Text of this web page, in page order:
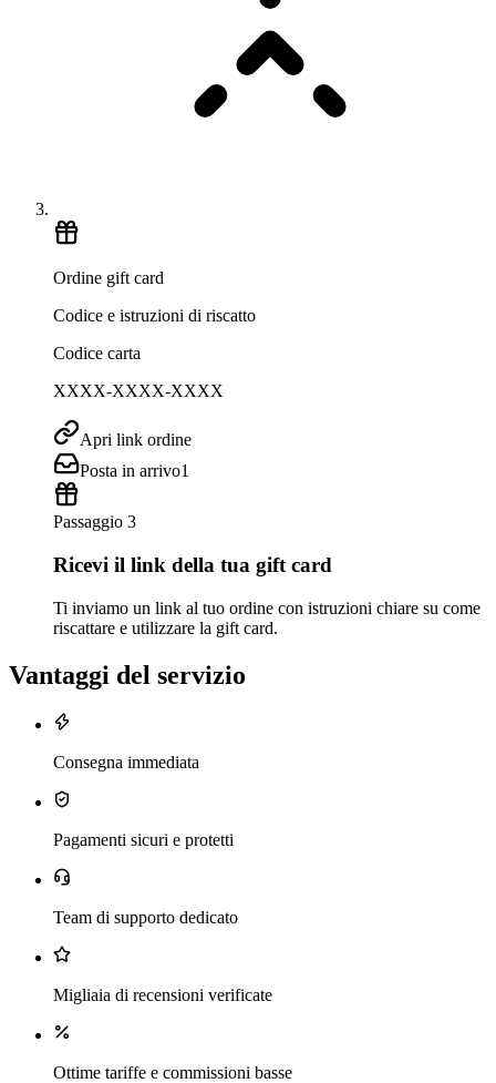
Ordine gift card
Codice e istruzioni di riscatto
Codice carta
XXXX-XXXX-XXXX
Apri link ordine
Posta in arrivo1
Passaggio 3
Ricevi il link della tua gift card
Ti inviamo un link al tuo ordine con istruzioni chiare su come
riscattare e utilizzare la gift card.
Vantaggi del servizio
Consegna immediata
Pagamenti sicuri e protetti
Team di supporto dedicato
Migliaia di recensioni verificate
Ottime tariffe e commissioni basse